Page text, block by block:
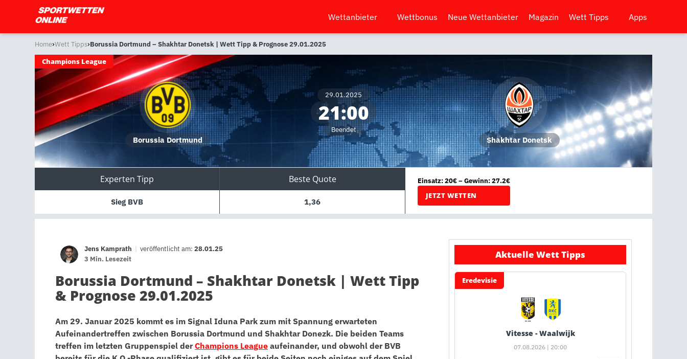
Wettanbieter Wettbonus Neue Wettanbieter Magazin Wett Tipps Apps
Home›Wett Tipps›Borussia Dortmund – Shakhtar Donetsk | Wett Tipp & Prognose 29.01.2025
Champions League
Borussia Dortmund
29.01.2025
21:00
Beendet
Shakhtar Donetsk
Experten Tipp Beste Quote
Sieg BVB 1,36
Einsatz: 20€ – Gewinn: 27.2€
JETZT WETTEN
Jens Kamprath | veröffentlicht am: 28.01.25
3 Min. Lesezeit
Borussia Dortmund – Shakhtar Donetsk | Wett Tipp
& Prognose 29.01.2025
Am 29. Januar 2025 kommt es im Signal Iduna Park zum mit Spannung erwarteten
Aufeinandertreffen zwischen Borussia Dortmund und Shakhtar Donezk. Die beiden Teams
treffen im letzten Gruppenspiel der Champions League aufeinander, und obwohl der BVB
Aktuelle Wett Tipps
Eredevisie
Vitesse - Waalwijk
07.08.2026 | 20:00